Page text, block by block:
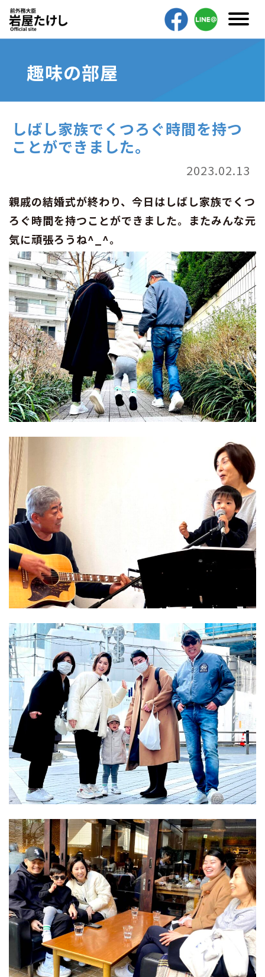
趣味の部屋
しばし家族でくつろぐ時間を持つ
ことができました。
2023.02.13
親戚の結婚式が終わり、今日はしばし家族でくつ
ろぐ時間を持つことができました。またみんな元
気に頑張ろうね^_^。